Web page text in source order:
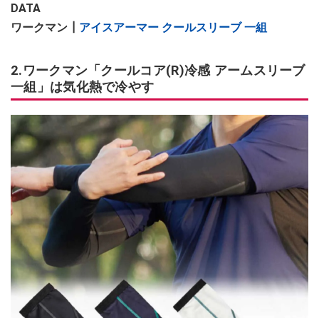
DATA
ワークマン┃ アイスアーマー クールスリーブ 一組
2.ワークマン「クールコア(R)冷感 アームスリーブ
一組」は気化熱で冷やす